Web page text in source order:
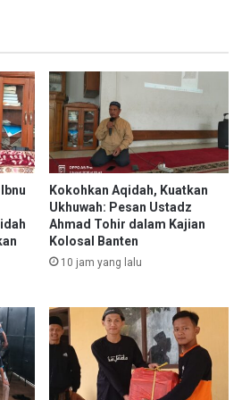
ansharu syariah
Kokohkan Aqidah, Kuatkan
Ukhuwah: Pesan Ustadz
Ahmad Tohir dalam Kajian
Kolosal Banten
10 jam yang lalu